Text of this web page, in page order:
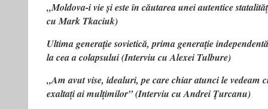
„Moldova-i vie și este în căutarea unei autentice
cu Mark Tkaciuk)
Ultima generaţie sovietică, prima generaţie
la cea a colapsului (Interviu cu Alexei Tulbure)
„Am avut vise, idealuri, pe care chiar atunci le vedeam
exaltați ai mulțimilor” (Interviu cu Andrei Ţurcanu)